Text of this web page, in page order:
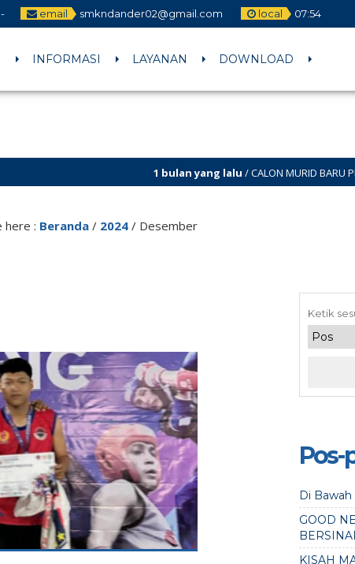
- email smkndander02@gmail.com local 07:54
INFORMASI LAYANAN DOWNLOAD
1 bulan yang lalu/ CALON MURID BARU PERSIAPKAN
here : Beranda/ 2024/ Desember
Pos-
Di
GOOD
KISAH